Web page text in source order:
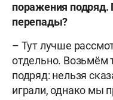
поражения подряд.
перепады?
– Тут лучше
отдельно. Возьмём
подряд: нельзя
играли, однако мы